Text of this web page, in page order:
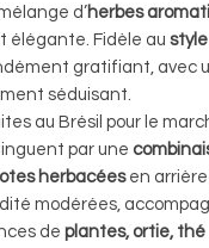
d’herbes
élégante. Fidèle au
gratifiant, avec
séduisant.
au Brésil pour le
par une
herbacéesen
modérées,
de plantes, ortie,